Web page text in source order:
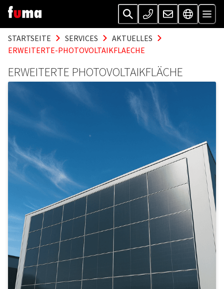
STARTSEITE SERVICES
AKTUELLES
ERWEITERTE-PHOTOVOLTAIKFLAECHE
ERWEITERTE PHOTOVOLTAIKFLÄCHE